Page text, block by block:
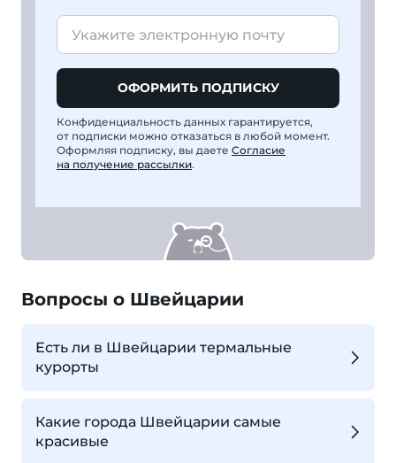
ОФОРМИТЬ ПОДПИСКУ
Конфиденциальность данных гарантируется,
от подписки можно отказаться в любой момент.
Оформляя подписку, вы даете Согласие
на получение рассылки.
Вопросы о Швейцарии
Есть ли в Швейцарии термальные
курорты
Какие города Швейцарии самые
красивые